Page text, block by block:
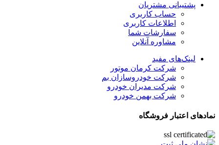
پشتیبانی مشتریان
حساب کاربری
اطلاعات کاربری
سفارشات شما
مشاوره آنلاین
لینک‌های مفید
شرکت کرمان موتور
شرکت خودروسازان بم
شرکت مدیران خودرو
شرکت بهمن خودرو
نمادهای اعتبار فروشگاه